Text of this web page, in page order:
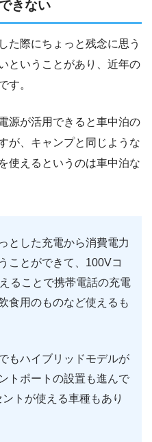
きない
た際にちょっと残念に思う
ということがあり、近年の
す。
源が活用できると車中泊の
が、キャンプと同じような
使えるというのは車中泊な
とした充電から消費電力
ことができて、100Vコ
ることで携帯電話の充電
食用のものなど使えるも
もハイブリッドモデルが
トポートの設置も進んで
トが使える車種もあり